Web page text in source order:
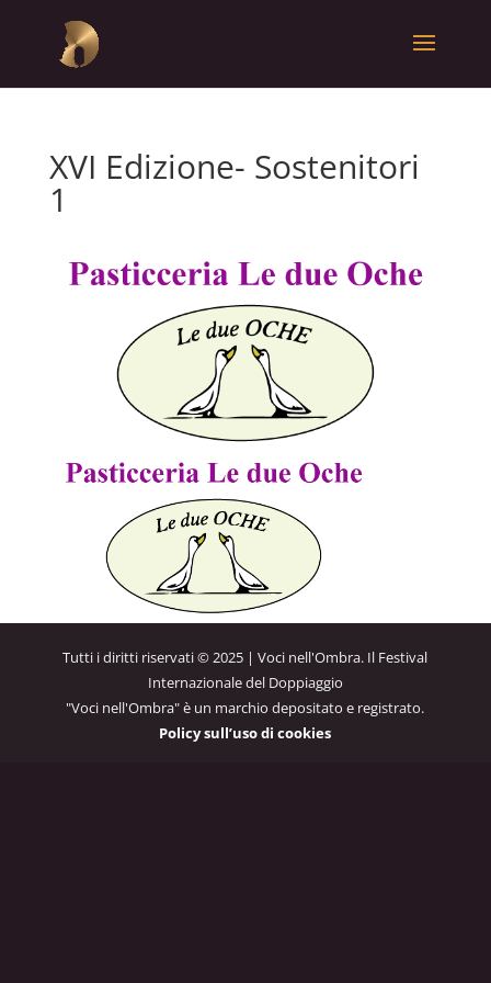
XVI Edizione- Sostenitori
1
Tutti i diritti riservati © 2025 | Voci nell'Ombra. Il Festival
Internazionale del Doppiaggio
"Voci nell'Ombra" è un marchio depositato e registrato.
Policy sull’uso di cookies